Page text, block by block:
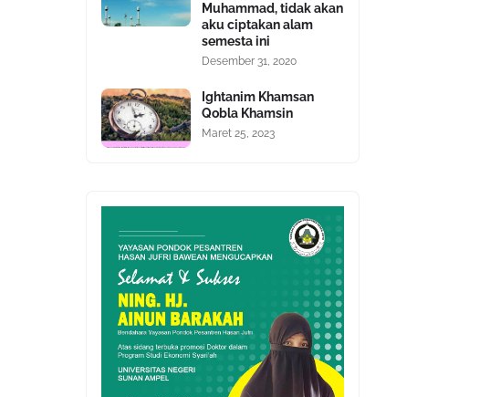
Muhammad, tidak akan
aku ciptakan alam
semesta ini
Desember 31, 2020
Ightanim Khamsan
Qobla Khamsin
Maret 25, 2023